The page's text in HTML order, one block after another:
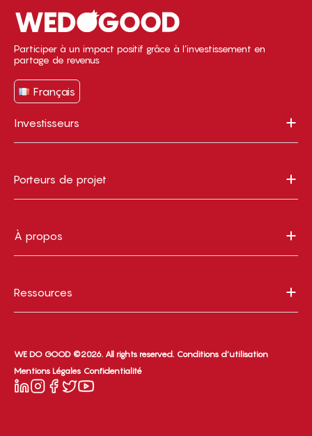
Participer à un impact positif grâce à l’investissement en
partage de revenus
Français
Investisseurs
Porteurs de projet
À propos
Ressources
WE DO GOOD ©2026. All rights reserved. Conditions d’utilisation
Mentions Légales Confidentialité